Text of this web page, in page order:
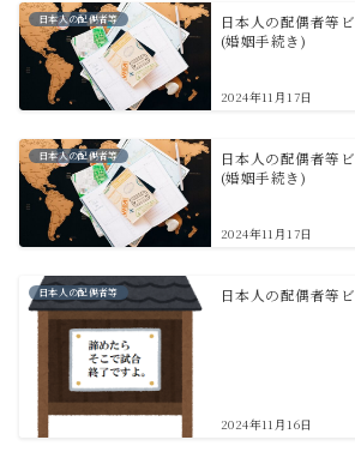
日本人の配偶者等
日本人の配偶者等
(婚姻手続き)
2024年11月17日
日本人の配偶者等
日本人の配偶者等
(婚姻手続き)
2024年11月17日
日本人の配偶者等 日本人の配偶者等
2024年11月16日